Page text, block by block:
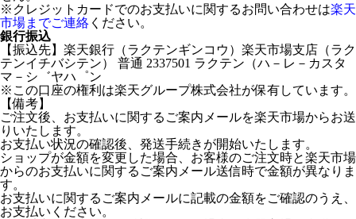
※クレジットカードでのお支払いに関するお問い合わせは楽天
市場までご連絡 ください。
銀行振込
【振込先】楽天銀行（ラクテンギンコウ）楽天市場支店（ラク
テンイチバシテン） 普通 2337501 ラクテン（ハ－レ－カスタ
マ－シ゛ヤハ゜ン
※この口座の権利は楽天グループ株式会社が保有しています。
【備考】
ご注文後、お支払いに関するご案内メールを楽天市場からお送
りいたします。
お支払い状況の確認後、発送手続きが開始いたします。
ショップが金額を変更した場合、お客様のご注文時と楽天市場
からのお支払いに関するご案内メール送信時で金額が異なりま
す。
お支払いに関するご案内メールに記載の金額をご確認のうえ、
お支払いください。